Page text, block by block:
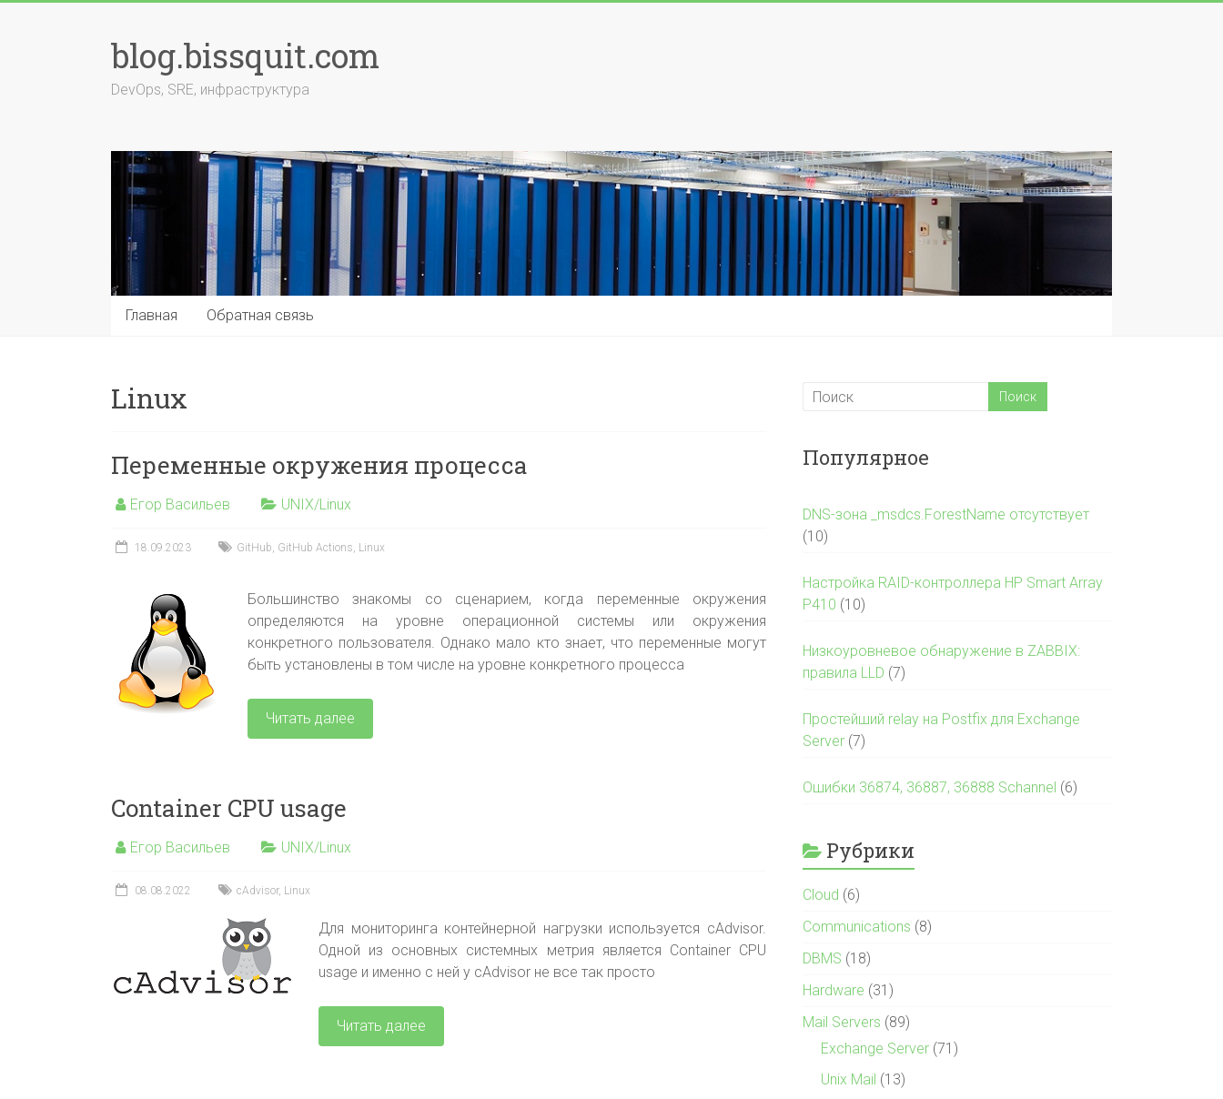
blog.bissquit.com
DevOps, SRE, инфраструктура
Главная Обратная связь
Linux
Переменные окружения процесса
Егор Васильев UNIX/Linux
18.09.2023 GitHub, GitHub Actions, Linux
Большинство знакомы со сценарием, когда переменные окружения
определяются на уровне операционной системы или окружения
конкретного пользователя. Однако мало кто знает, что переменные могут
быть установлены в том числе на уровне конкретного процесса
Читать далее
Container CPU usage
Егор Васильев UNIX/Linux
08.08.2022 cAdvisor, Linux
Для мониторинга контейнерной нагрузки используется cAdvisor.
Одной из основных системных метрия является Container CPU
usage и именно с ней у cAdvisor не все так просто
Читать далее
Популярное
DNS-зона _msdcs.ForestName отсутствует
(10)
Настройка RAID-контроллера HP Smart Array
P410 (10)
Низкоуровневое обнаружение в ZABBIX:
правила LLD (7)
Простейший relay на Postfix для Exchange
Server (7)
Ошибки 36874, 36887, 36888 Schannel (6)
Рубрики
Cloud (6)
Communications (8)
DBMS (18)
Hardware (31)
Mail Servers (89)
Exchange Server (71)
Unix Mail (13)